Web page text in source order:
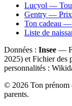
Lucyol —
Gentry — Prix
Ton cadeau —
Liste de
Données : Insee —
2025) et Fichier des
personnalités :
© 2026 Ton
parents.